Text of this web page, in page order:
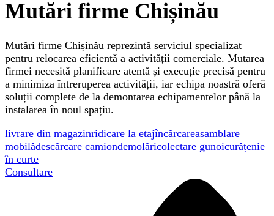
Mutări firme Chișinău
Mutări firme Chișinău reprezintă serviciul specializat
pentru relocarea eficientă a activității comerciale. Mutarea
firmei necesită planificare atentă și execuție precisă pentru
a minimiza întreruperea activității, iar echipa noastră oferă
soluții complete de la demontarea echipamentelor până la
instalarea în noul spațiu.
livrare din magazinridicare la etajîncărcareasamblare
mobilădescărcare camiondemolăricolectare gunoicurățenie
în curte
Consultare